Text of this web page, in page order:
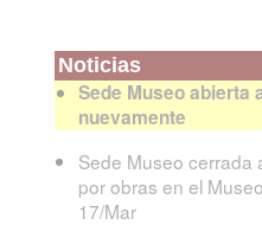
Noticias
Sede Museo abierta
nuevamente
Sede Museo cerrada
por obras en el
17/Mar